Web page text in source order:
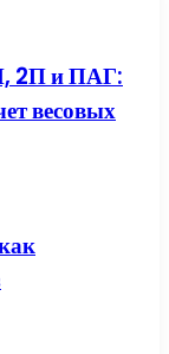
2П и ПАГ:
весовых